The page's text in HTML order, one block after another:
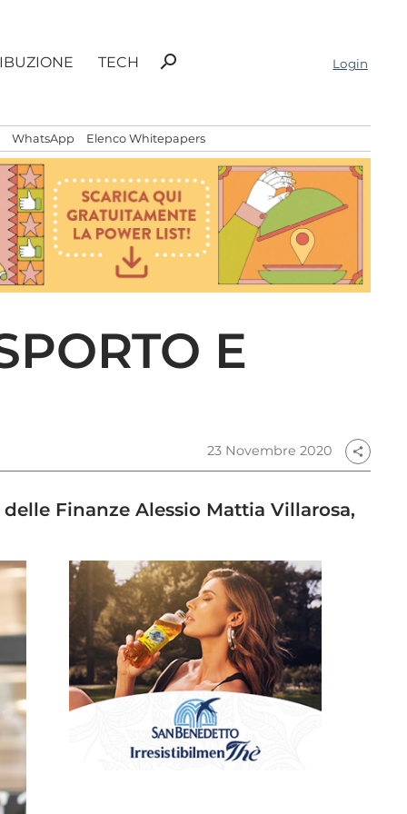
TECH
Ricerca
search Login
WhatsApp Elenco Whitepapers
E
23 Novembre 2020 share
Finanze Alessio Mattia Villarosa,